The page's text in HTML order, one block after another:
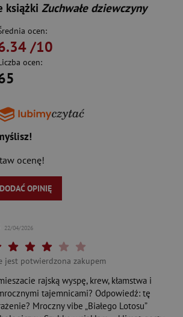
książki Zuchwałe dziewczyny
ocen:
/10
ocen:
ocenę!
OPINIĘ
22/04/2026
Twoja ocena: Arcydzieło
Twoja ocena: Wybitna 9/10"
Twoja ocena: Rewelacyjna 8/10"
Twoja ocena: Bardzo dobra 7/10"
Twoja ocena: Dobra 6/10"
ocena: Przeciętna 5/10"
Może być 4/10"
Słaba 3/10"
słaba 2/10"
1/10"
jest potwierdzona zakupem
rajską wyspę, krew, kłamstwa i
tajemnicami? Odpowiedź: tę
Mroczny vibe „Białego Lotosu”